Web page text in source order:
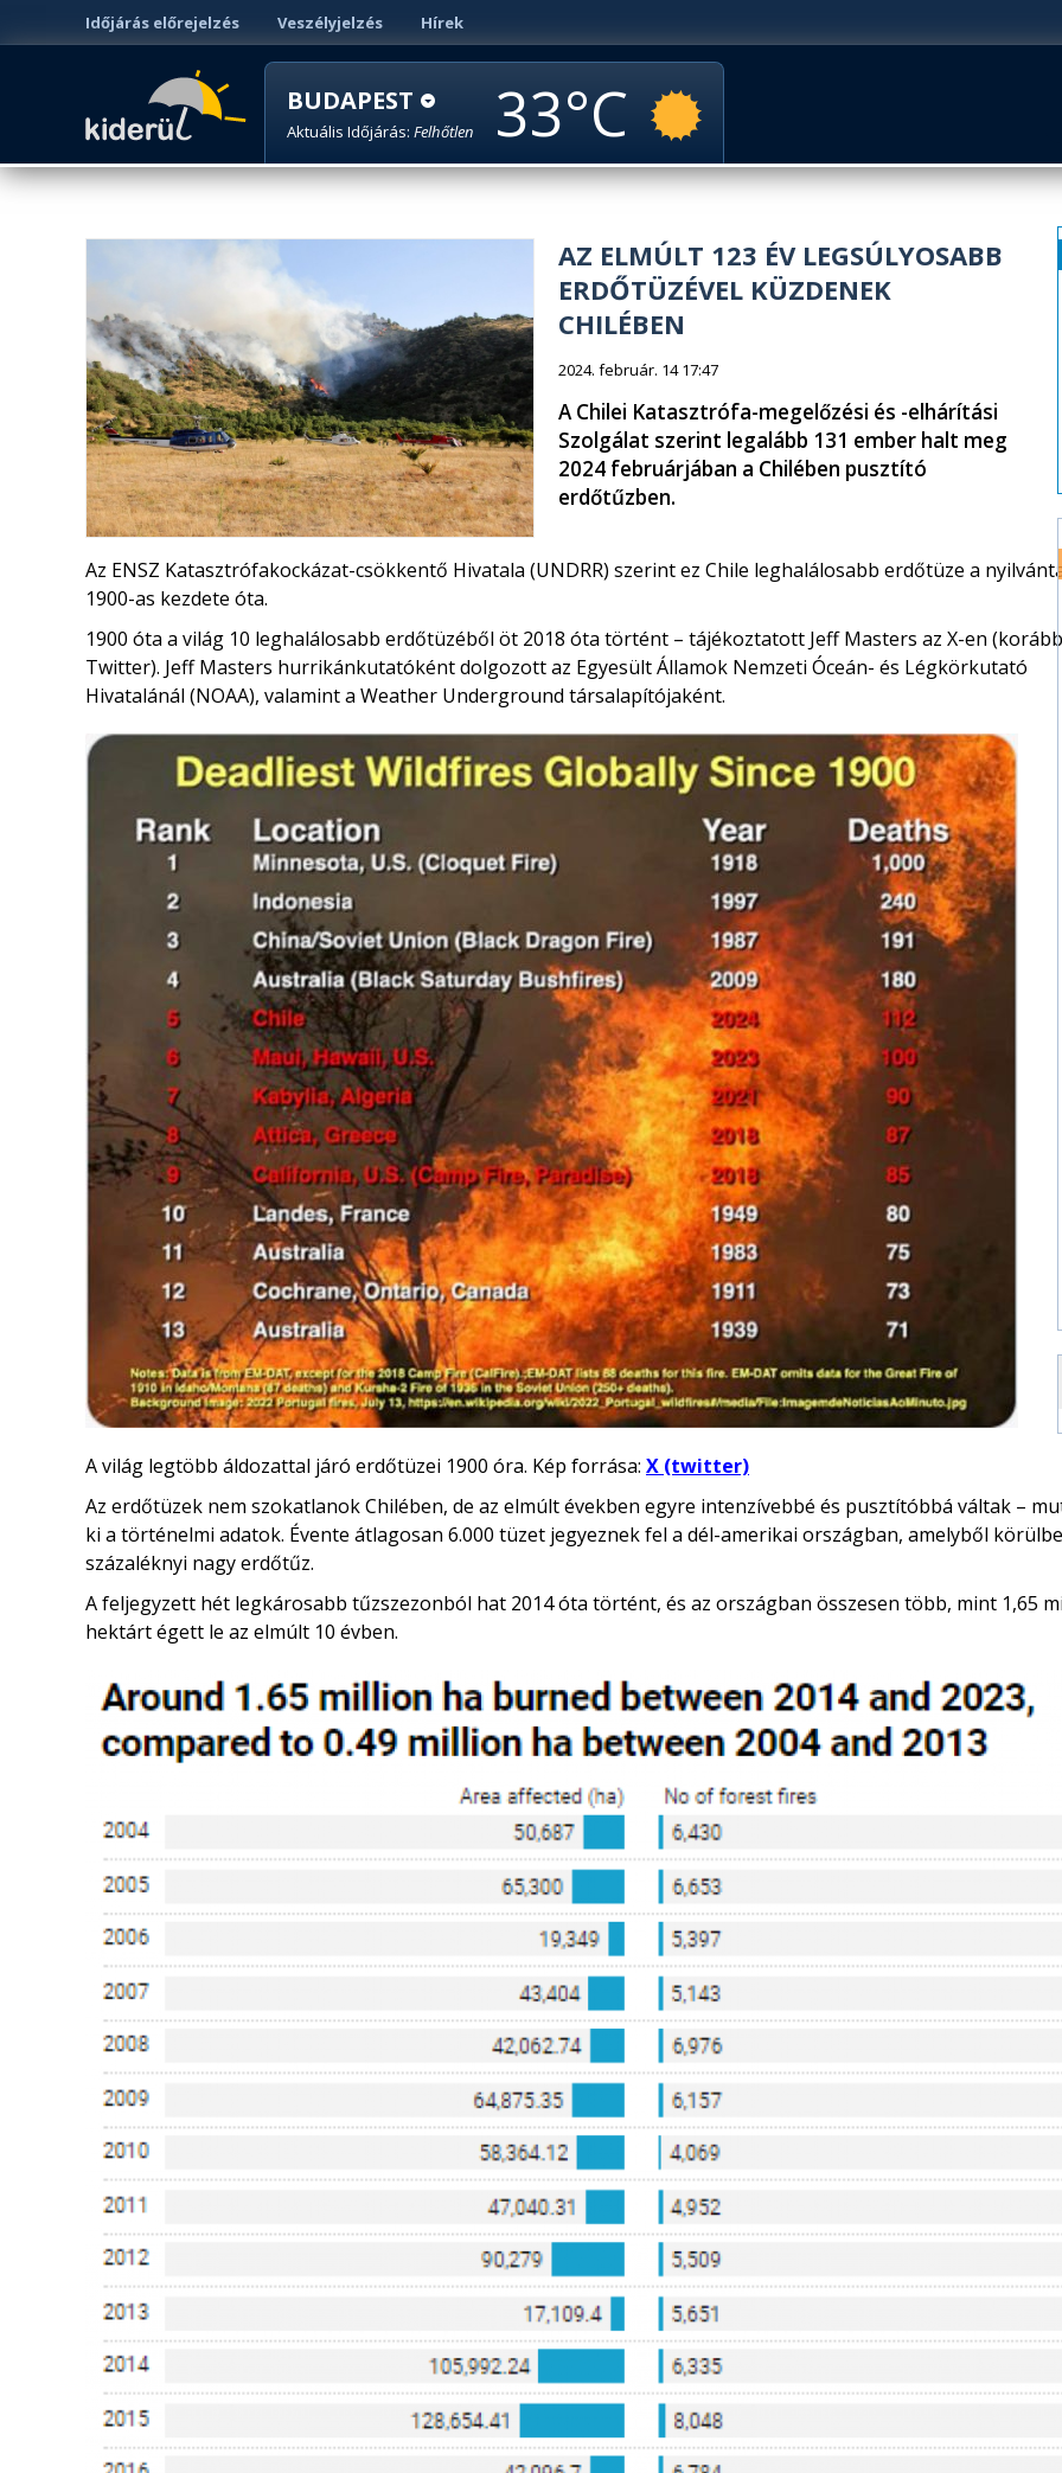
Időjárás előrejelzés Veszélyjelzés Hírek
BUDAPEST
Aktuális Időjárás: Felhőtlen 33
AZ ELMÚLT 123 ÉV LEGSÚLYOSABB
ERDŐTÜZÉVEL KÜZDENEK
CHILÉBEN
2024. február. 14 17:47
A Chilei Katasztrófa-megelőzési és -elhárítási
Szolgálat szerint legalább 131 ember halt meg
2024 februárjában a Chilében pusztító
erdőtűzben.
Az ENSZ Katasztrófakockázat-csökkentő Hivatala (UNDRR) szerint ez Chile leghalálosabb erdőtüze a
1900-as kezdete óta.
1900 óta a világ 10 leghalálosabb erdőtüzéből öt 2018 óta történt – tájékoztatott Jeff Masters az X-en
Twitter). Jeff Masters hurrikánkutatóként dolgozott az Egyesült Államok Nemzeti Óceán- és Légkörkutató
Hivatalánál (NOAA), valamint a Weather Underground társalapítójaként.
A világ legtöbb áldozattal járó erdőtüzei 1900 óra. Kép forrása: X (twitter)
Az erdőtüzek nem szokatlanok Chilében, de az elmúlt években egyre intenzívebbé és pusztítóbbá váltak –
ki a történelmi adatok. Évente átlagosan 6.000 tüzet jegyeznek fel a dél-amerikai országban, amelyből
százaléknyi nagy erdőtűz.
A feljegyzett hét legkárosabb tűzszezonból hat 2014 óta történt, és az országban összesen több, mint 1,65
hektárt égett le az elmúlt 10 évben.